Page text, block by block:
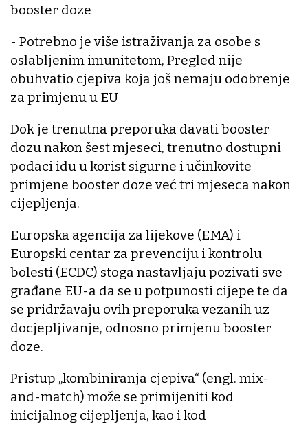
booster doze
- Potrebno je više istraživanja za osobe s
oslabljenim imunitetom, Pregled nije
obuhvatio cjepiva koja još nemaju odobrenje
za primjenu u EU
Dok je trenutna preporuka davati booster
dozu nakon šest mjeseci, trenutno dostupni
podaci idu u korist sigurne i učinkovite
primjene booster doze već tri mjeseca nakon
cijepljenja.
Europska agencija za lijekove (EMA) i
Europski centar za prevenciju i kontrolu
bolesti (ECDC) stoga nastavljaju pozivati sve
građane EU-a da se u potpunosti cijepe te da
se pridržavaju ovih preporuka vezanih uz
docjepljivanje, odnosno primjenu booster
doze.
Pristup „kombiniranja cjepiva“ (engl. mix-
and-match) može se primijeniti kod
inicijalnog cijepljenja, kao i kod